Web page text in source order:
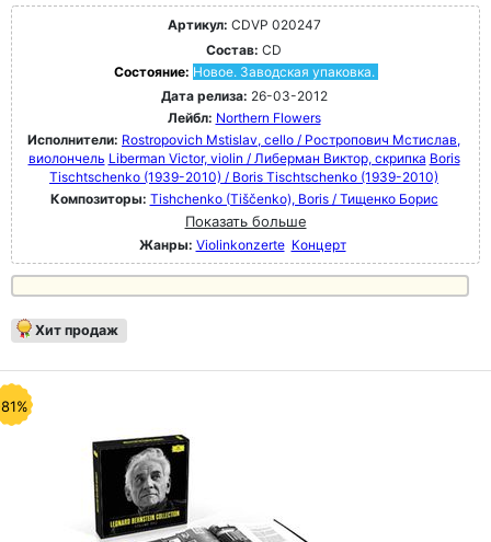
Артикул: CDVP 020247
Состав: CD
Состояние: Новое. Заводская упаковка.
Дата релиза: 26-03-2012
Лейбл: Northern Flowers
Исполнители: Rostropovich Mstislav, cello / Ростропович Мстислав,
виолончель Liberman Victor, violin / Либерман Виктор, скрипка Boris
Tischtschenko (1939-2010) / Boris Tischtschenko (1939-2010)
Композиторы: Tishchenko (Tiščenko), Boris / Тищенко Борис
Показать больше
Жанры: Violinkonzerte Концерт
Хит продаж